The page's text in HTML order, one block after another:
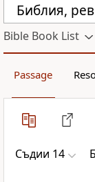
Библия,
Bible Book List
Passage
Съдии 14